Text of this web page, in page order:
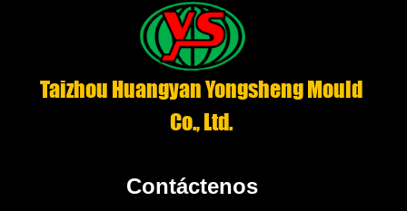
Taizhou Huangyan Yongsheng Mould
Co., Ltd.
Contáctenos